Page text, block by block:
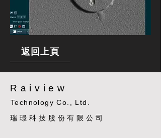
返回上頁
Raiview
Technology Co., Ltd.
​瑞璟科技股份有限公司